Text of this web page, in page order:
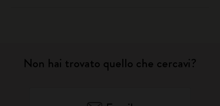
Non hai trovato quello che cercavi?